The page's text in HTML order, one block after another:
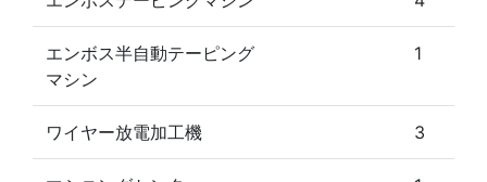
エンボス半自動テーピング
マシン
1
ワイヤー放電加工機 3